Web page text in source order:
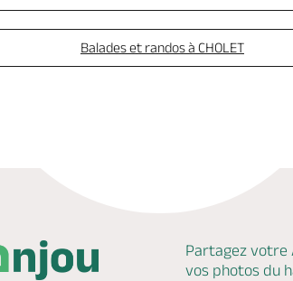
Balades et randos à CHOLET
Partagez votre
vos photos du